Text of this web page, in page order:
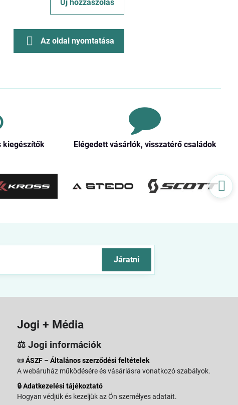
Új hozzászólás
Az oldal nyomtatása
kiegészítők Elégedett vásárlók, visszatérő családok
Járatni
Jogi + Média
⚖️ Jogi információk
📜ÁSZF – Általános szerződési feltételek
A webáruház működésére és vásárlásra vonatkozó szabályok.
🔒Adatkezelési tájékoztató
Hogyan védjük és kezeljük az Ön személyes adatait.